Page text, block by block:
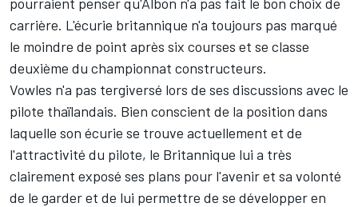
carrière. L'écurie britannique n'a toujours pas marqué
le moindre de point après six courses et se classe
deuxième du championnat constructeurs.
Vowles n'a pas tergiversé lors de ses discussions avec le
pilote thaïlandais. Bien conscient de la position dans
laquelle son écurie se trouve actuellement et de
l'attractivité du pilote, le Britannique lui a très
clairement exposé ses plans pour l'avenir et sa volonté
de le garder et de lui permettre de se développer en